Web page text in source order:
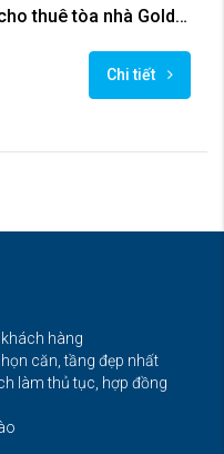
Căn hộ cao cấp 2 buồng ngủ cho thuê tòa nhà Golden Westlake, Tây Hồ, Hà Nội
Chi tiết
hàng
căn, tầng đẹp nhất
làm thủ tục, hợp đồng